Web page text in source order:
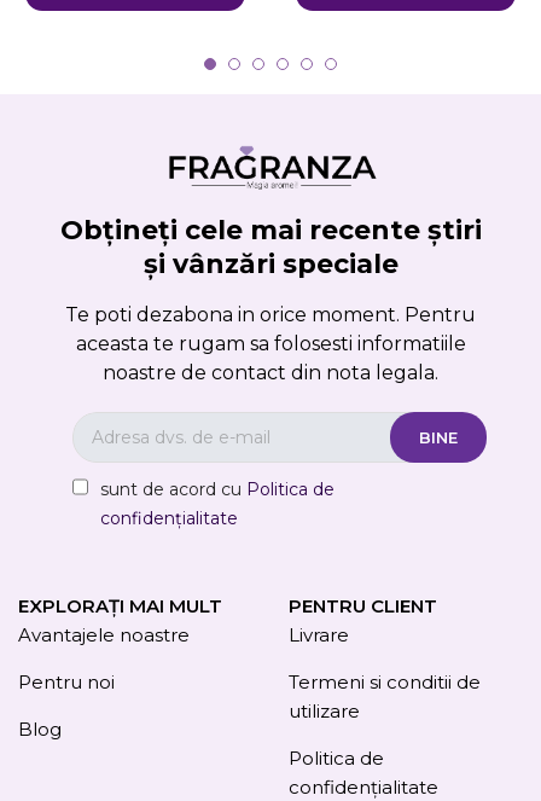
Obțineți cele mai recente știri
și vânzări speciale
Te poti dezabona in orice moment. Pentru
aceasta te rugam sa folosesti informatiile
noastre de contact din nota legala.
sunt de acord cu Politica de
confidențialitate
EXPLORAȚI MAI MULT
Avantajele noastre
Pentru noi
Blog
PENTRU CLIENT
Livrare
Termeni si conditii de
utilizare
Politica de
confidențialitate